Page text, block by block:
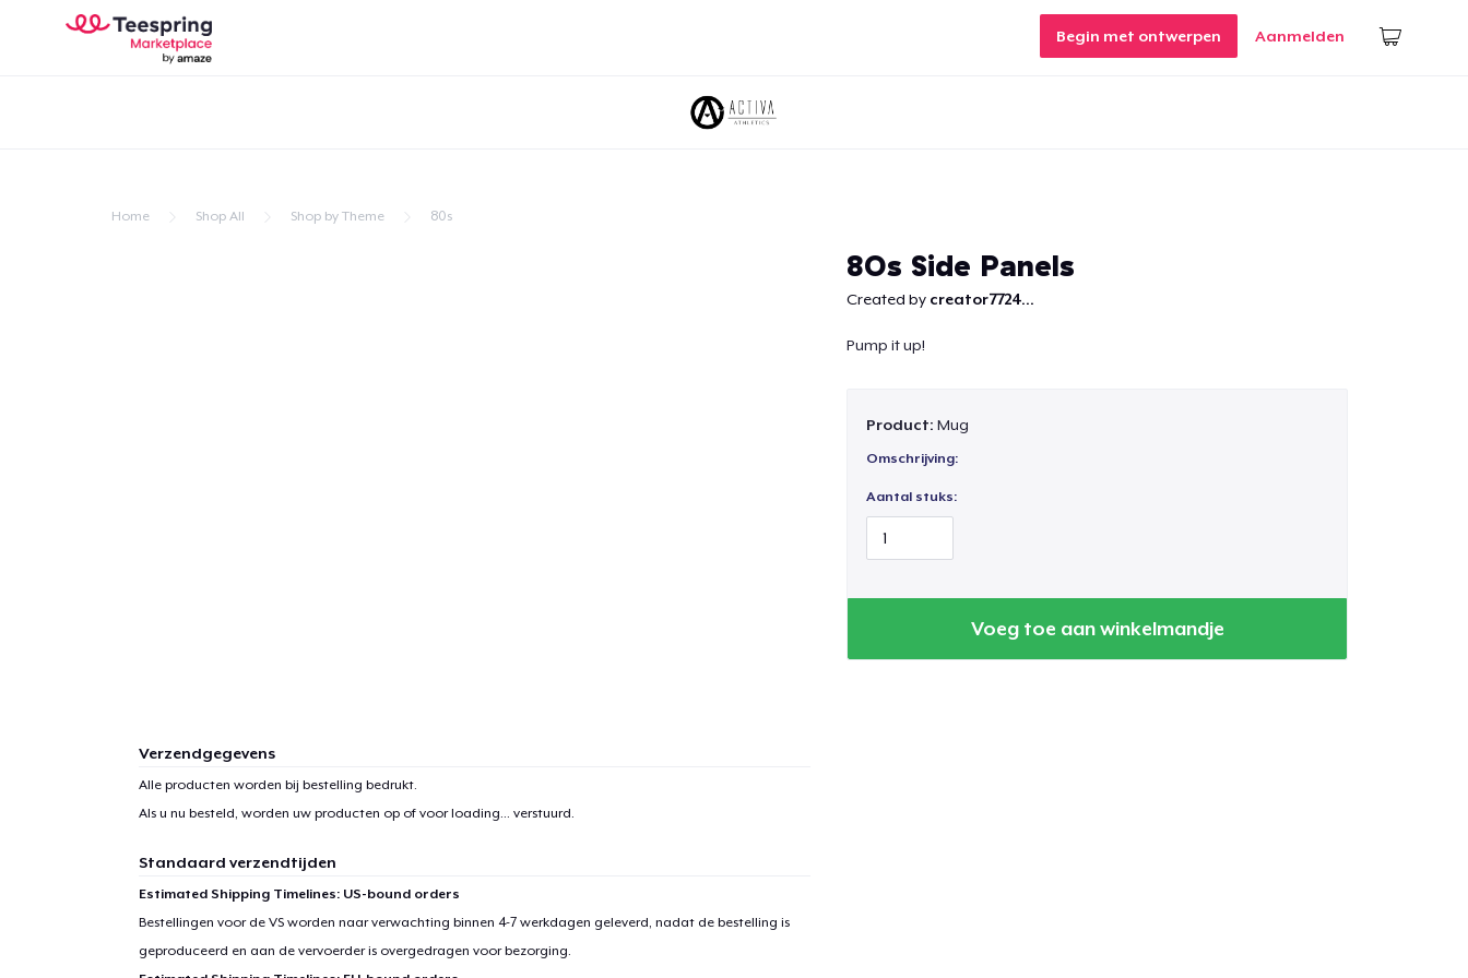
Begin met ontwerpen Aanmelden
Home Shop All Shop by Theme 80s
80s Side Panels
Created by creator7724...
Pump it up!
Product: Mug
Omschrijving:
Aantal stuks:
Voeg toe aan winkelmandje
Verzendgegevens
Alle producten worden bij bestelling bedrukt.
Als u nu besteld, worden uw producten op of voorloading... verstuurd.
Standaard verzendtijden
Estimated Shipping Timelines: US-bound orders
Bestellingen voor de VS worden naar verwachting binnen 4-7 werkdagen geleverd, nadat de bestelling is
geproduceerd en aan de vervoerder is overgedragen voor bezorging.
1item aan